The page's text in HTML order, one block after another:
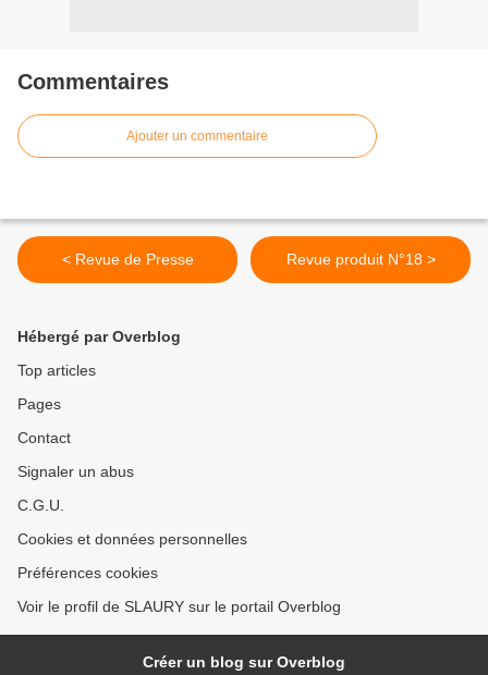
Commentaires
Ajouter un commentaire
< Revue de Presse Revue produit N°18 >
Hébergé par Overblog
Top articles
Pages
Contact
Signaler un abus
C.G.U.
Cookies et données personnelles
Préférences cookies
Voir le profil de SLAURY sur le portail Overblog
Créer un blog sur Overblog